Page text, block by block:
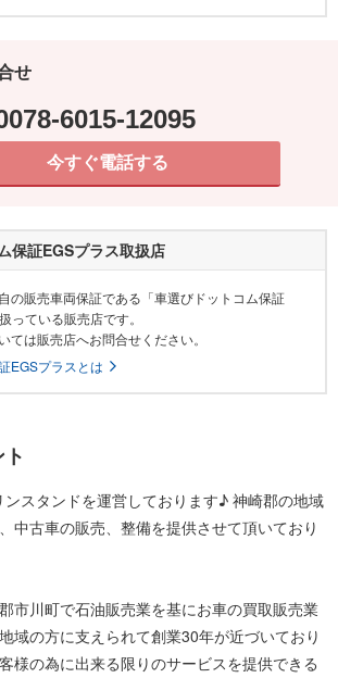
せ
6015-12095
今すぐ電話する
保証EGSプラス取扱店
の販売車両保証である「車選びドットコム保証
っている販売店です。
ては販売店へお問合せください。
EGSプラスとは
スタンドを運営しております♪ 神崎郡の地域
中古車の販売、整備を提供させて頂いており
市川町で石油販売業を基にお車の買取販売業
域の方に支えられて創業30年が近づいており
様の為に出来る限りのサービスを提供できる